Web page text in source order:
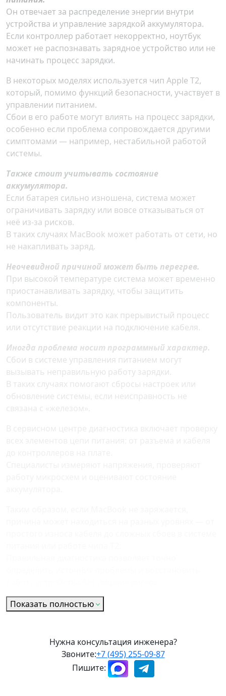
Он отвечает за распределение энергии внутри
устройства и управление зарядкой аккумулятора.
Если контроллер работает некорректно, ноутбук
может не распознавать зарядное устройство или не
начинать процесс зарядки.
В некоторых моделях используется чип Apple T2,
который, помимо функций безопасности, участвует в
управлении питанием.
Сбои в его работе могут влиять на процесс зарядки,
особенно если проблема сопровождается другими
симптомами — например, нестабильной работой
системы.
Также стоит учитывать состояние
аккумулятора.
Если батарея сильно изношена, система может
ограничивать зарядку или вовсе отказываться от
неё из-за рисков.
В таких случаях MacBook может работать от сети, но
не накапливать заряд.
Неочевидной причиной может быть перегрев.
При высокой температуре система может временно
приостанавливать зарядку, чтобы защитить
компоненты.
Пользователь видит это как прерывистый процесс
или отсутствие реакции на подключение кабеля.
Иногда проблема носит программный характер.
Сбои в системе управления питанием могут
вызывать неправильную работу зарядки.
В таких случаях помогают сбросы настроек или
обновление системы, если неисправность не
Показать полностью
Нужна консультация инженера?
Звоните:+7 (495) 255-09-87
Пишите: